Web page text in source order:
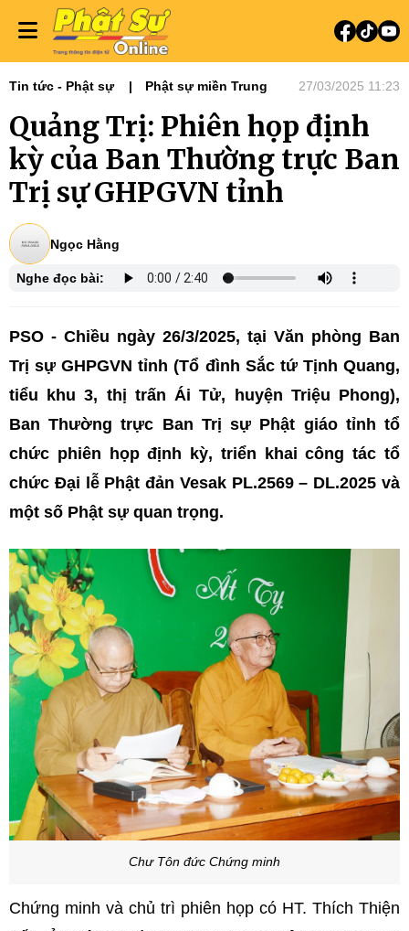
Tin tức - Phật sự Phật sự miền Trung 27/03/2025 11:23
Quảng Trị: Phiên họp định
kỳ của Ban Thường trực Ban
Trị sự GHPGVN tỉnh
Ngọc Hằng
Nghe đọc bài:
PSO - Chiều ngày 26/3/2025, tại Văn phòng Ban
Trị sự GHPGVN tỉnh (Tổ đình Sắc tứ Tịnh Quang,
tiểu khu 3, thị trấn Ái Tử, huyện Triệu Phong),
Ban Thường trực Ban Trị sự Phật giáo tỉnh tổ
chức phiên họp định kỳ, triển khai công tác tổ
chức Đại lễ Phật đản Vesak PL.2569 – DL.2025 và
một số Phật sự quan trọng.
Chư Tôn đức Chứng minh
Chứng minh và chủ trì phiên họp có HT. Thích Thiện